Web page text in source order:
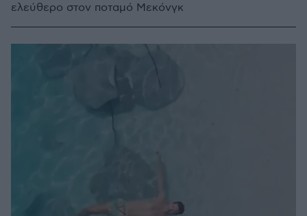
ελεύθερο στον ποταμό Μεκόνγκ